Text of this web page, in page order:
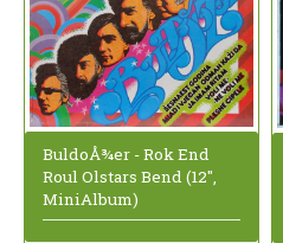
BuldoÅ¾er - Rok End
Roul Olstars Bend (12",
MiniAlbum)